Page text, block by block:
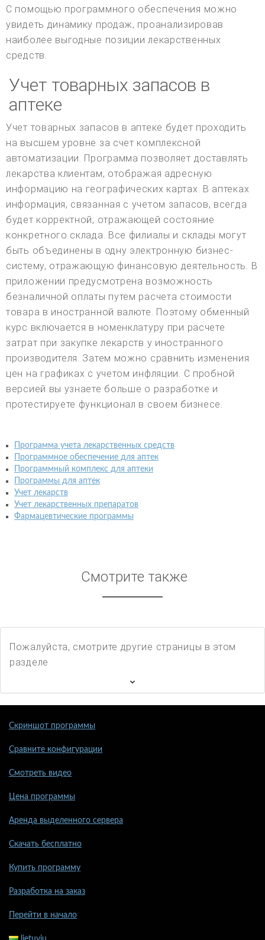
С помощью программного обеспечения можно
увидеть динамику продаж, проанализировав
наиболее выгодные позиции лекарственных
средств.
Учет товарных запасов в
аптеке
Учет товарных запасов в аптеке будет проходить
на высшем уровне за счет комплексной
автоматизации. Программа позволяет доставлять
лекарства клиентам, отображая адресную
информацию на географических картах. В аптеках
информация, связанная с учетом запасов, всегда
будет корректной, отражающей состояние
конкретного склада. Все филиалы и склады могут
быть объединены в одну электронную бизнес-
систему, отражающую финансовую деятельность. В
приложении предусмотрена возможность
безналичной оплаты путем расчета стоимости
товара в иностранной валюте. Поэтому обменный
курс включается в номенклатуру при расчете
затрат при закупке лекарств у иностранного
производителя. Затем можно сравнить изменения
цен на графиках с учетом инфляции. С пробной
версией вы узнаете больше о разработке и
протестируете функционал в своем бизнесе.
Программа учета лекарственных средств
Программное обеспечение для аптек
Программный комплекс для аптеки
Программы для аптек
Учет лекарств
Учет лекарственных препаратов
Фармацевтические программы
Смотрите также
Пожалуйста, смотрите другие страницы в этом
разделе
Скриншот программы
Сравните конфигурации
Смотреть видео
Цена программы
Аренда выделенного сервера
Скачать бесплатно
Купить программу
Разработка на заказ
Перейти в начало